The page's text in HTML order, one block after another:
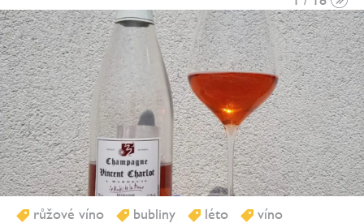
růžové víno bubliny léto
víno